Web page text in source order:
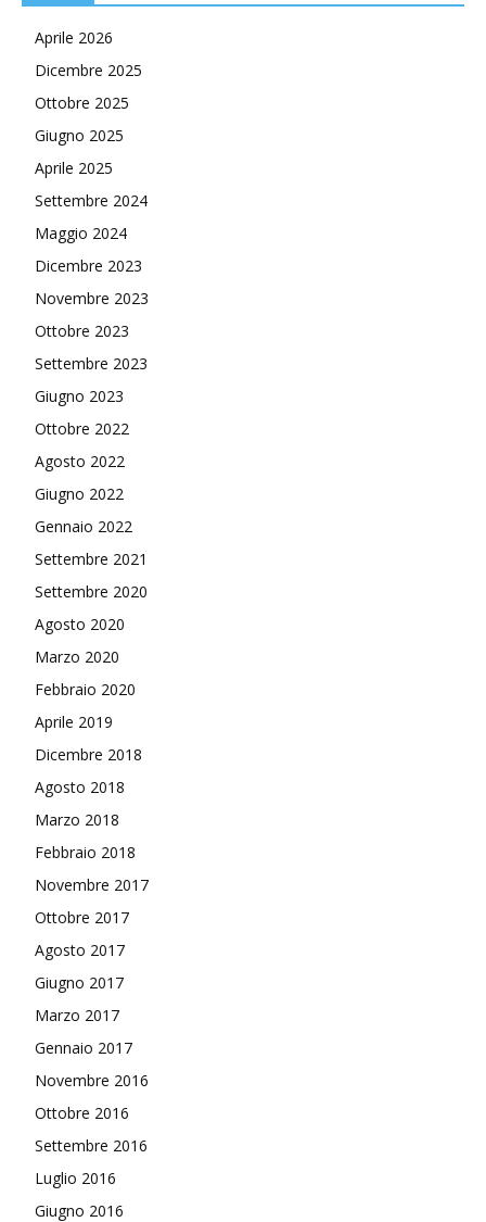
Aprile 2026
Dicembre 2025
Ottobre 2025
Giugno 2025
Aprile 2025
Settembre 2024
Maggio 2024
Dicembre 2023
Novembre 2023
Ottobre 2023
Settembre 2023
Giugno 2023
Ottobre 2022
Agosto 2022
Giugno 2022
Gennaio 2022
Settembre 2021
Settembre 2020
Agosto 2020
Marzo 2020
Febbraio 2020
Aprile 2019
Dicembre 2018
Agosto 2018
Marzo 2018
Febbraio 2018
Novembre 2017
Ottobre 2017
Agosto 2017
Giugno 2017
Marzo 2017
Gennaio 2017
Novembre 2016
Ottobre 2016
Settembre 2016
Luglio 2016
Giugno 2016